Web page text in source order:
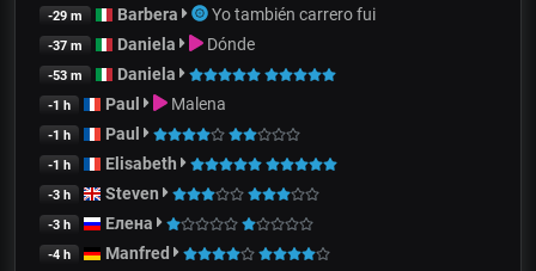
-29 m Barbera Yo también carrero fui
-37 m Daniela Dónde
-53 m Daniela
-1 h Paul Malena
-1 h Paul
-1 h Elisabeth
-3 h Steven
-3 h Елена
-4 h Manfred